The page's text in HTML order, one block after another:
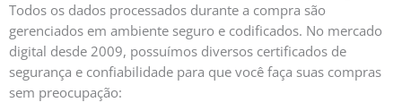
Todos os dados processados durante a compra são
gerenciados em ambiente seguro e codificados. No mercado
digital desde 2009, possuímos diversos certificados de
segurança e confiabilidade para que você faça suas compras
sem preocupação: